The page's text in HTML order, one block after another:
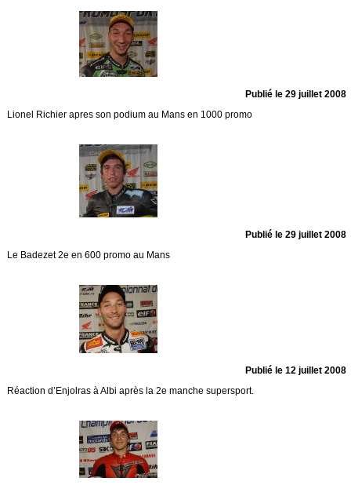
Publié le 29 juillet 2008
Lionel Richier apres son podium au Mans en 1000 promo
Publié le 29 juillet 2008
Le Badezet 2e en 600 promo au Mans
Publié le 12 juillet 2008
Réaction d’Enjolras à Albi après la 2e manche supersport.